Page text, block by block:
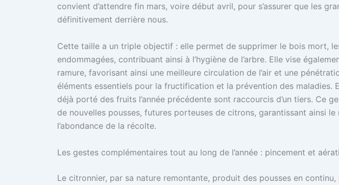
convient d’attendre fin mars, voire début avril, pour s’assurer que les
définitivement derrière nous.
Cette taille a un triple objectif : elle permet de supprimer le bois mort,
endommagées, contribuant ainsi à l’hygiène de l’arbre. Elle vise
ramure, favorisant ainsi une meilleure circulation de l’air et une
éléments essentiels pour la fructification et la prévention des maladies.
déjà porté des fruits l’année précédente sont raccourcis d’un tiers. Ce
de nouvelles pousses, futures porteuses de citrons, garantissant ainsi le
l’abondance de la récolte.
Les gestes complémentaires tout au long de l’année : pincement et
Le citronnier, par sa nature remontante, produit des pousses en continu,